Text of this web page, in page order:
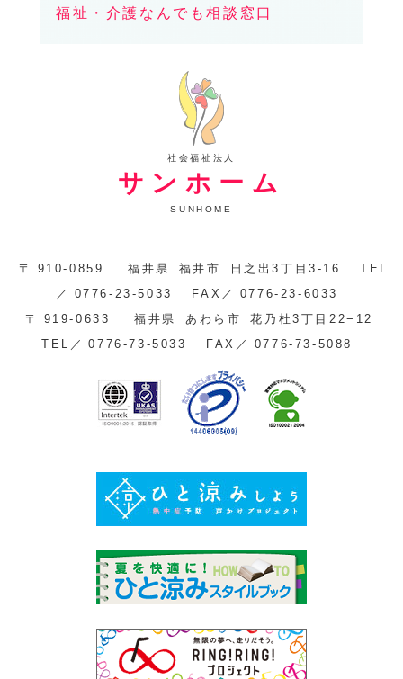
福祉・介護なんでも相談窓口
社会福祉法人
サンホーム
SUNHOME
〒 910-0859 福井県 福井市 日之出3丁目3-16
TEL
／
0776-23-5033 FAX／
0776-23-6033
〒
919-0633 福井県 あわら市
花乃杜3丁目22−12
TEL／
0776-73-5033 FAX／ 0776-73-5088